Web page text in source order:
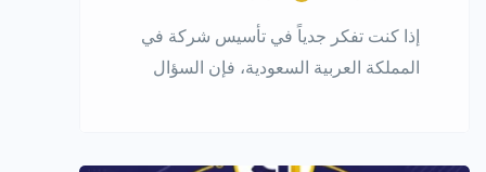
إذا كنت تفكر جدياً في تأسيس شركة في
المملكة العربية السعودية، فإن السؤال
هذا المقال يجيبك بأرقام حقيقية ومستقاة